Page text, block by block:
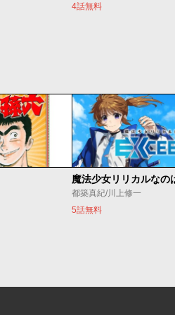
4話無料
都築真紀/川上修一
5話無料